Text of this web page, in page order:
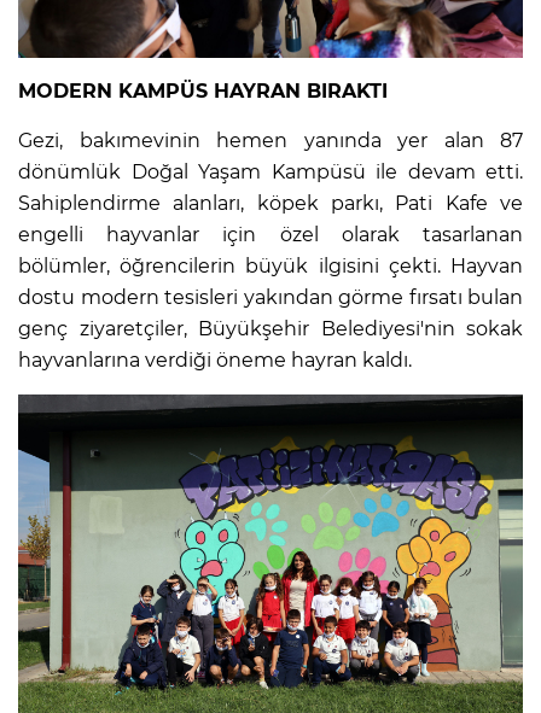
MODERN KAMPÜS HAYRAN BIRAKTI
Gezi, bakımevinin hemen yanında yer alan 87
dönümlük Doğal Yaşam Kampüsü ile devam etti.
Sahiplendirme alanları, köpek parkı, Pati Kafe ve
engelli hayvanlar için özel olarak tasarlanan
bölümler, öğrencilerin büyük ilgisini çekti. Hayvan
dostu modern tesisleri yakından görme fırsatı bulan
genç ziyaretçiler, Büyükşehir Belediyesi'nin sokak
hayvanlarına verdiği öneme hayran kaldı.